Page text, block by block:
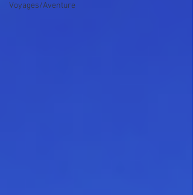
Voyages/Aventure